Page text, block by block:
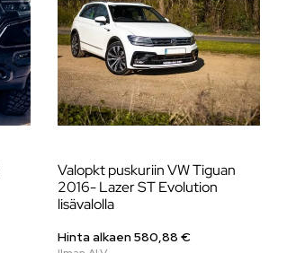
Valopkt puskuriin VW Tiguan
2016- Lazer ST Evolution
lisävalolla
Hinta alkaen580,88€